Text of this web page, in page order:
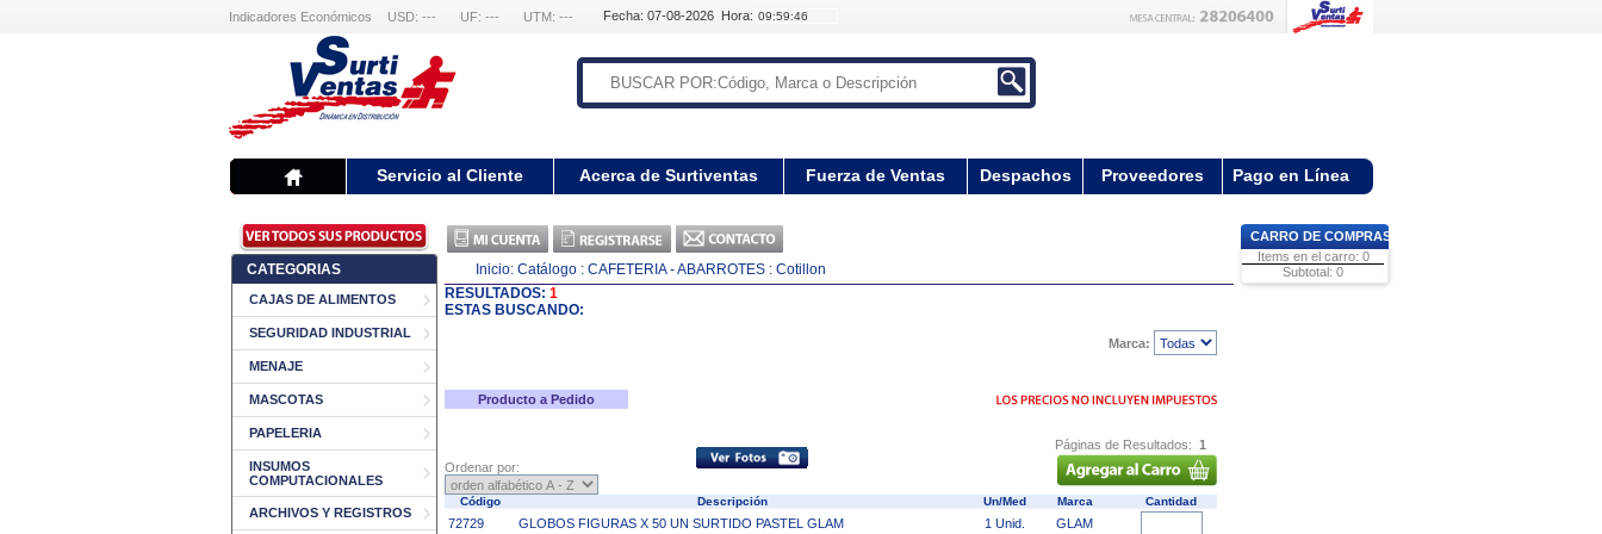
Indicadores Económicos USD: --- UF: --- UTM: --- Fecha: 07-08-2026 Hora:
Servicio al Cliente Acerca de Surtiventas Fuerza de Ventas Despachos Proveedores Pago en Línea
CATEGORIAS
CAJAS DE ALIMENTOS
SEGURIDAD INDUSTRIAL
MENAJE
MASCOTAS
PAPELERIA
INSUMOS
COMPUTACIONALES
ARCHIVOS Y REGISTROS
Inicio: Catálogo : CAFETERIA - ABARROTES : Cotillon
RESULTADOS: 1
ESTAS BUSCANDO:
Marca:
Producto a Pedido
Páginas de Resultados: 1
Ordenar por:
Código Descripción Un/Med Marca Cantidad
72729 GLOBOS FIGURAS X 50 UN SURTIDO PASTEL GLAM 1 Unid. GLAM
CARRO DE COMPRAS
Items en el carro: 0
Subtotal: 0